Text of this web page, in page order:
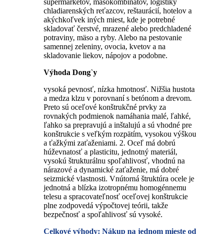
supermarketov, mäsokombinátov, logistiky
chladiarenských reťazcov, reštaurácií, hotelov a
akýchkoľvek iných miest, kde je potrebné
skladovať čerstvé, mrazené alebo predchladené
potraviny, mäso a ryby. Alebo na pestovanie
samennej zeleniny, ovocia, kvetov a na
skladovanie liekov, nápojov a podobne.
Výhoda Dong`y
vysoká pevnosť, nízka hmotnosť. Nižšia hustota
a medza klzu v porovnaní s betónom a drevom.
Preto sú oceľové konštrukčné prvky za
rovnakých podmienok namáhania malé, ľahké,
ľahko sa prepravujú a inštalujú a sú vhodné pre
konštrukcie s veľkým rozpätím, vysokou výškou
a ťažkými zaťaženiami. 2. Oceľ má dobrú
húževnatosť a plasticitu, jednotný materiál,
vysokú štrukturálnu spoľahlivosť, vhodnú na
nárazové a dynamické zaťaženie, má dobré
seizmické vlastnosti. Vnútorná štruktúra ocele je
jednotná a blízka izotropnému homogénnemu
telesu a spracovateľnosť oceľovej konštrukcie
plne zodpovedá výpočtovej teórii, takže
bezpečnosť a spoľahlivosť sú vysoké.
Celkové výhody: Nákup na jednom mieste od